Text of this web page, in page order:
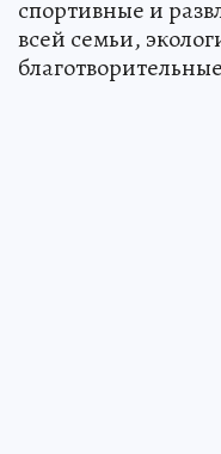
спортивные и
всей семьи,